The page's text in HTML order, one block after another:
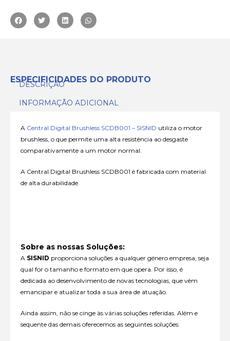
ESPECIFICIDADES DO PRODUTO
DESCRIÇÃO
INFORMAÇÃO ADICIONAL
A Central Digital Brushless SCDB001 – SISNID utiliza o motor
brushless, o que permite uma alta resistência ao desgaste
comparativamente a um motor normal.
A Central Digital Brushless SCDB001 é fabricada com material
de alta durabilidade.
Sobre as nossas Soluções:
A SISNID proporciona soluções a qualquer género empresa, seja
qual for o tamanho e formato em que opera. Por isso, é
dedicada ao desenvolvimento de novas tecnologias, que vêm
emancipar e atualizar toda a sua área de atuação.
Ainda assim, não se cinge às várias soluções referidas. Além e
sequente das demais oferecemos as seguintes soluções: